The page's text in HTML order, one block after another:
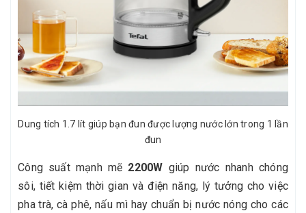
Dung tích 1.7 lít giúp bạn đun được lượng nước lớn trong 1 lần
đun
Công suất mạnh mẽ 2200W giúp nước nhanh chóng
sôi, tiết kiệm thời gian và điện năng, lý tưởng cho việc
pha trà, cà phê, nấu mì hay chuẩn bị nước nóng cho các